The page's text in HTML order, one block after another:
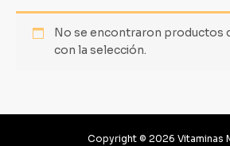
No se encontraron productos
con la selección.
Copyright © 2026 Vitaminas